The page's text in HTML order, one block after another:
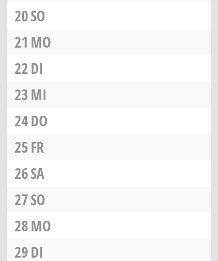
20SO
21 MO
22DI
23MI
24DO
25FR
26SA
27SO
28MO
29DI